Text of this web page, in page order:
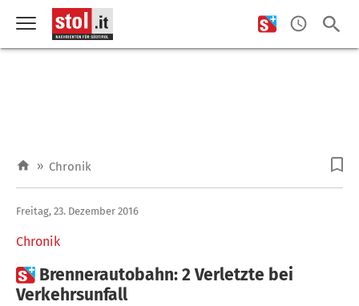
» Chronik
Chronik
Freitag, 23. Dezember 2016
 Brennerautobahn: 2 Verletzte bei
Verkehrsunfall